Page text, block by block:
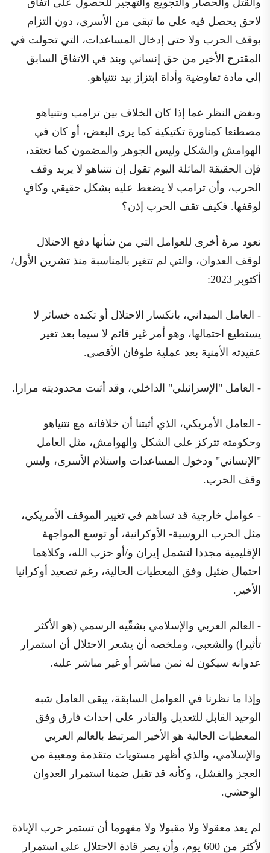
لاحق يحصل فيه على ما تبقى من الأسرى، دون التزام
بوقف الحرب ولا حتى إدخال المساعدات، التي تحولت في
المقترح الأخير من حق إنساني وبند في الاتفاق السابق
إلى مادة تفاوضية وأداة ابتزاز بيد نتنياهو.
وبغض النظر عما إذا كان الخلاف بين ترامب ونتنياهو
مصطنعا كمناورة تكتيكية كما يرى البعض، أو كان في
الهوامش والشكل وليس الجوهر والمضمون كما نعتقد،
فإن الحقيقة الماثلة اليوم تقول إن نتنياهو لا يريد وقف
الحرب، وأن ترامب لا يضغط عليه بشكل حقيقي وكافٍ
لوقفها. فكيف تقف الحرب إذن؟
نعود مرة أخرى للعوامل التي من شأنها دفع الاحتلال
لوقف العدوان، والتي لم تتغير بالمناسبة منذ تشرين الأول/
أكتوبر 2023:
- العامل الميداني، بانكسار الاحتلال أو تكبده خسائر لا
يستطيع احتمالها، وهو أمر غير قائم لا سيما بعد تغير
عقيدته الأمنية بعد عملية طوفان الأقصى.
- العامل "الإسرائيلي" الداخلي، وقد أثبت محدوديته مرارا.
- العامل الأمريكي، الذي أثبتنا أن خلافاته مع نتنياهو
وحكومته تتركز على الشكل والهوامش، مثل العامل
"الإنساني" ودخول المساعدات واستلام الأسرى، وليس
وقف الحرب.
- عوامل خارجية قد تساهم في تغيير الموقف الأمريكي،
مثل الحرب الروسية- الأوكرانية، أو توسع المواجهة
الإقليمية مجددا لتشمل إيران و/أو حزب الله، وكلاهما
احتمال ضئيل وفق المعطيات الحالية، رغم تصعيد أوكرانيا
الأخير.
- العالم العربي والإسلامي بشقّيه الرسمي (هو الأكثر
تأثيرا) والشعبي، وملخصه أن يشعر الاحتلال أن استمرار
عدوانه سيكون له ثمن مباشر أو غير مباشر عليه.
وإذا ما نظرنا في العوامل السابقة، يبقى العامل شبه
الوحيد القابل للتعديل والقادر على إحداث فارق وفق
المعطيات الحالية هو الأخير المرتبط بالعالم العربي
والإسلامي، والذي أظهر مستويات متقدمة ومعيبة من
العجز والفشل، وكأنه قد تقبل ضمنا استمرار العدوان
الوحشي.
لم يعد معقولا ولا مقبولا ولا مفهوما أن تستمر حرب الإبادة
لأكثر من 600 يوم، وأن يصر قادة الاحتلال على استمرار